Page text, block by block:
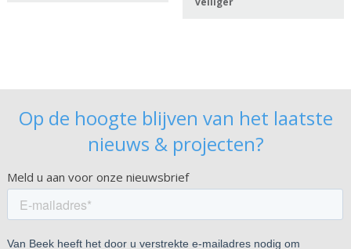
Op de hoogte blijven van het laatste
nieuws & projecten?
Meld u aan voor onze nieuwsbrief